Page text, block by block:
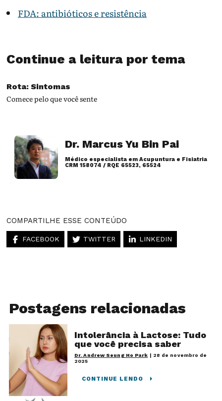
FDA: antibióticos e resistência
Continue a leitura por tema
Rota: Sintomas
Comece pelo que você sente
Dr. Marcus Yu Bin Pai
Médico especialista em Acupuntura e Fisiatria
CRM 158074 / RQE 65523, 65524
COMPARTILHE ESSE CONTEÚDO
FACEBOOK TWITTER LINKEDIN
Postagens relacionadas
Intolerância à Lactose: Tudo
que você precisa saber
Dr. Andrew Seung Ho Park | 28 de novembro de
2025
CONTINUE LENDO